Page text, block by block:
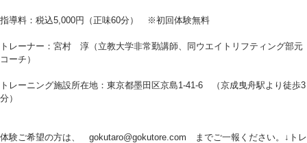
指導料：税込5,000円（正味60分） ※初回体験無料
トレーナー：宮村 淳（立教大学非常勤講師、同ウエイトリフティング部元
コーチ）
トレーニング施設所在地：東京都墨田区京島1-41-6 （京成曳舟駅より徒歩3
分）
体験ご希望の方は、 gokutaro@gokutore.com までご一報ください。↓トレ